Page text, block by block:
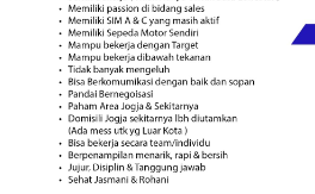
Loker Digital Marketing
Loker Sukoharjo 5 Posisi CV